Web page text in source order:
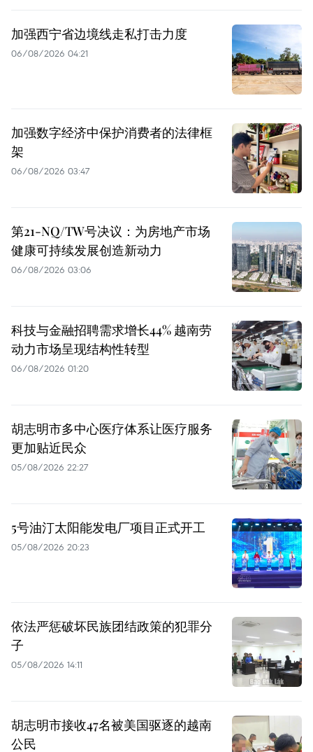
加强西宁省边境线走私打击力度
06/08/2026 04:21
加强数字经济中保护消费者的法律框
架
06/08/2026 03:47
第21-NQ/TW号决议：为房地产市场
健康可持续发展创造新动力
06/08/2026 03:06
科技与金融招聘需求增长44% 越南劳
动力市场呈现结构性转型
06/08/2026 01:20
胡志明市多中心医疗体系让医疗服务
更加贴近民众
05/08/2026 22:27
5号油汀太阳能发电厂项目正式开工
05/08/2026 20:23
依法严惩破坏民族团结政策的犯罪分
子
05/08/2026 14:11
胡志明市接收47名被美国驱逐的越南
公民